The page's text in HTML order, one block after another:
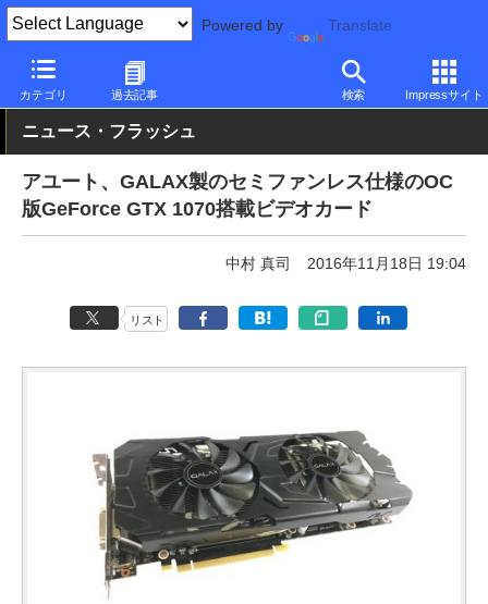
Powered by Translate
カテゴリ 過去記事 検索 Impressサイト
PC Watch 半導体/周辺機器 GeForce
ニュース・フラッシュ
アユート、GALAX製のセミファンレス仕様のOC
版GeForce GTX 1070搭載ビデオカード
中村 真司 2016年11月18日 19:04
リスト